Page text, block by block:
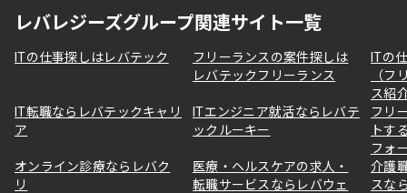
レバレジーズグループ関連サイト一覧
ITの仕事探しはレバテック
フリーランスの案件探しは
レバテックフリーランス
ITの
（フ
ス紹
IT転職ならレバテックキャリ
ア
ITエンジニア就活ならレバテ
ックルーキー
フリ
トす
フォ
オンライン診療ならレバク
リ
医療・ヘルスケアの求人・
転職サービスならレバウェ
介護
スな